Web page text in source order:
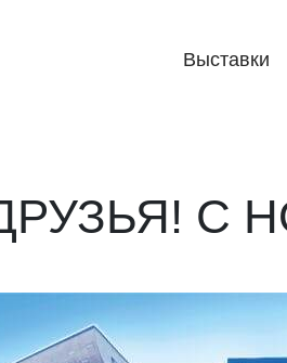
Выставки
С